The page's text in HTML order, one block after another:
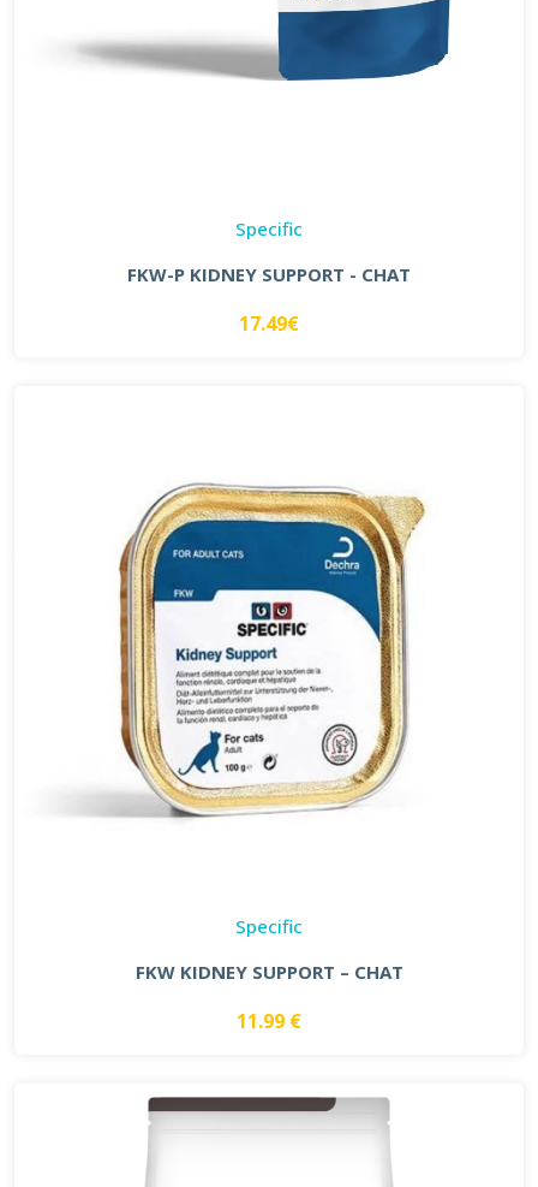
Specific
FKW-P KIDNEY SUPPORT - CHAT
17.49€
Specific
FKW KIDNEY SUPPORT – CHAT
11.99 €